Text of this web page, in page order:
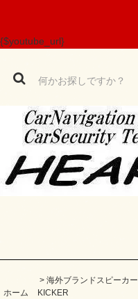
{$youtube_url}
ホーム
> 海外ブランドスピーカー
KICKER